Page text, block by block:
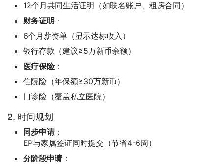
12个月共同生活证明（如联名账户、租房合同）
财务证明 ：
6个月薪资单（显示达标收入）
银行存款（建议≥5万新币余额）
医疗保险：
住院险（年保额≥30万新币）
门诊险（覆盖私立医院）
2. 时间规划
同步申请：
EP与家属签证同时提交（节省4-6周）
分阶段申请：